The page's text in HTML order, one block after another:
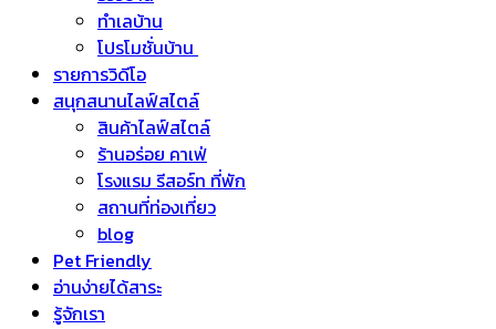
ทำเลบ้าน
โปรโมชั่นบ้าน
รายการวิดีโอ
สนุกสนานไลฟ์สไตล์
สินค้าไลฟ์สไตล์
ร้านอร่อย คาเฟ่
โรงแรม รีสอร์ท ที่พัก
สถานที่ท่องเที่ยว
blog
Pet Friendly
อ่านง่ายได้สาระ
รู้จักเรา